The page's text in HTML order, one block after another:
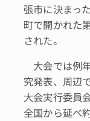
張市に決まっ
町で開かれた
された。
大会では例
究発表、周辺
大会実行委員
全国から延べ